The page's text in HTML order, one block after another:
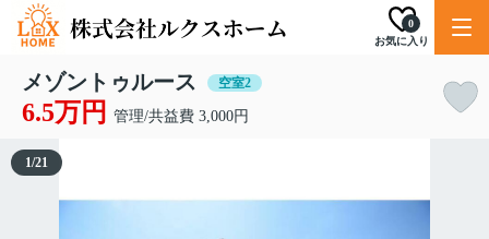
お気に入り
0
メゾントゥルース 空室2
6.5万円 管理/共益費 3,000円
1/21